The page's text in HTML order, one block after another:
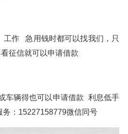
工作 急用钱时都可以找我们，只
征信就可以申请借款
车辆得也可以申请借款 利息低手
：15227158779微信同号